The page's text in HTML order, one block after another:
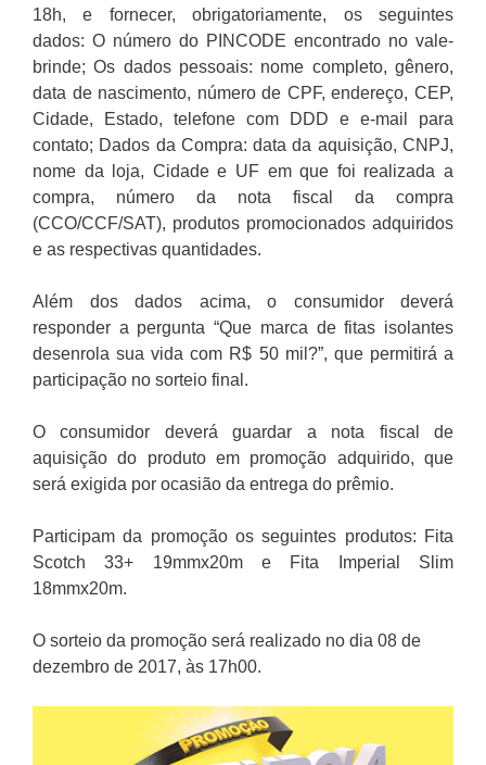
18h, e fornecer, obrigatoriamente, os seguintes
dados: O número do PINCODE encontrado no vale-
brinde; Os dados pessoais: nome completo, gênero,
data de nascimento, número de CPF, endereço, CEP,
Cidade, Estado, telefone com DDD e e-mail para
contato; Dados da Compra: data da aquisição, CNPJ,
nome da loja, Cidade e UF em que foi realizada a
compra, número da nota fiscal da compra
(CCO/CCF/SAT), produtos promocionados adquiridos
e as respectivas quantidades.
Além dos dados acima, o consumidor deverá
responder a pergunta “Que marca de fitas isolantes
desenrola sua vida com R$ 50 mil?”, que permitirá a
participação no sorteio final.
O consumidor deverá guardar a nota fiscal de
aquisição do produto em promoção adquirido, que
será exigida por ocasião da entrega do prêmio.
Participam da promoção os seguintes produtos: Fita
Scotch 33+ 19mmx20m e Fita Imperial Slim
18mmx20m.
O sorteio da promoção será realizado no dia 08 de
dezembro de 2017, às 17h00.